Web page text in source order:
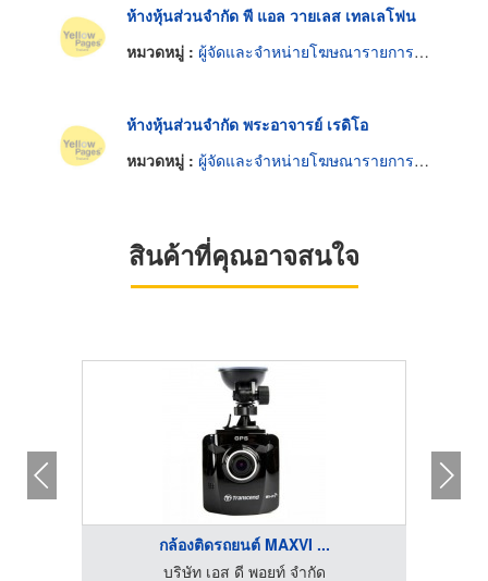
ห้างหุ้นส่วนจำกัด พี แอล วายเลส เทลเลโฟน
หมวดหมู่ : ผู้จัดและจำหน่ายโฆษณารายการวิทยุ
ห้างหุ้นส่วนจำกัด พระอาจารย์ เรดิโอ
หมวดหมู่ : ผู้จัดและจำหน่ายโฆษณารายการวิทยุ
สินค้าที่คุณอาจสนใจ
กล้องติดรถยนต์ MAXVI ...
บริษัท เอส ดี พอยท์ จำกัด